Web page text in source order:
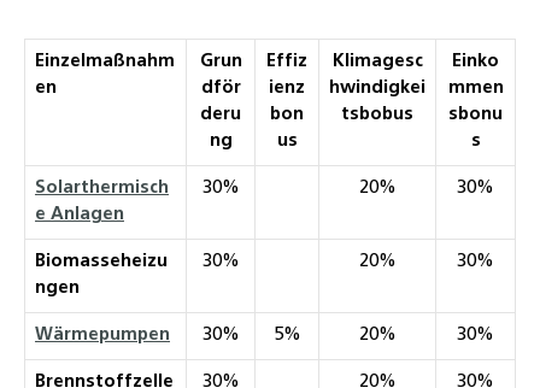
Einzelmaßnahm
en
Grun
dför
deru
ng
Effiz
ienz
bon
us
Klimagesc
hwindigkei
tsbobus
Einko
mmen
sbonu
s
Solarthermisch
e Anlagen
30% 20% 30%
Biomasseheizu
ngen
30% 20% 30%
Wärmepumpen 30% 5% 20% 30%
Brennstoffzelle
30% 20% 30%